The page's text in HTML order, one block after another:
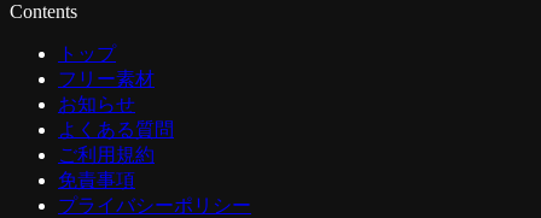
Contents
トップ
フリー素材
お知らせ
よくある質問
ご利用規約
免責事項
プライバシーポリシー